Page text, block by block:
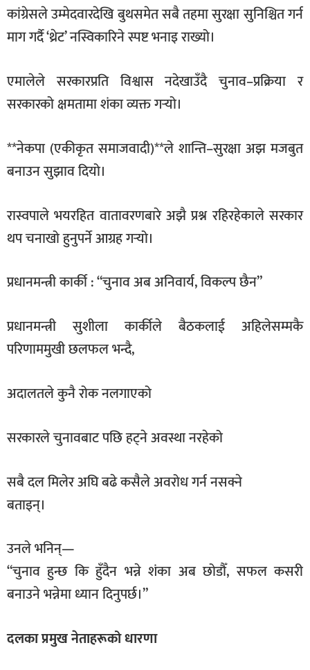
कांग्रेसले उम्मेदवारदेखि बुथसमेत सबै तहमा सुरक्षा सुनिश्चित गर्न
माग गर्दै ‘थ्रेट’ नस्विकारिने स्पष्ट भनाइ राख्यो।
एमालेले सरकारप्रति विश्वास नदेखाउँदै चुनाव–प्रक्रिया र
सरकारको क्षमतामा शंका व्यक्त गर्‍यो।
**नेकपा (एकीकृत समाजवादी)**ले शान्ति–सुरक्षा अझ मजबुत
बनाउन सुझाव दियो।
रास्वपाले भयरहित वातावरणबारे अझै प्रश्न रहिरहेकाले सरकार
थप चनाखो हुनुपर्ने आग्रह गर्‍यो।
प्रधानमन्त्री कार्की : “चुनाव अब अनिवार्य, विकल्प छैन”
प्रधानमन्त्री सुशीला कार्कीले बैठकलाई अहिलेसम्मकै
परिणाममुखी छलफल भन्दै,
अदालतले कुनै रोक नलगाएको
सरकारले चुनावबाट पछि हट्ने अवस्था नरहेको
सबै दल मिलेर अघि बढे कसैले अवरोध गर्न नसक्ने
बताइन्।
उनले भनिन्—
“चुनाव हुन्छ कि हुँदैन भन्ने शंका अब छोडौँ, सफल कसरी
बनाउने भन्नेमा ध्यान दिनुपर्छ।”
दलका प्रमुख नेताहरूको धारणा